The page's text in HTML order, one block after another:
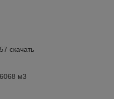
скачать
м3